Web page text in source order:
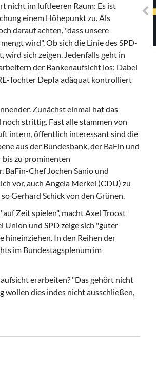
nicht im luftleeren Raum: Es ist
einem Höhepunkt zu. Als
darauf achten, "dass unsere
wird". Ob sich die Linie des SPD-
wird sich zeigen. Jedenfalls geht in
der Bankenaufsicht los: Dabei
Tochter Depfa adäquat kontrolliert
Zunächst einmal hat das
strittig. Fast alle stammen von
intern, öffentlich interessant sind die
aus der Bundesbank, der BaFin und
bis zu prominenten
Chef Jochen Sanio und
vor, auch Angela Merkel (CDU) zu
Gerhard Schick von den Grünen.
Zeit spielen", macht Axel Troost
Union und SPD zeige sich "guter
hineinziehen. In den Reihen der
im Bundestagsplenum im
erarbeiten? "Das gehört nicht
wollen dies indes nicht ausschließen,